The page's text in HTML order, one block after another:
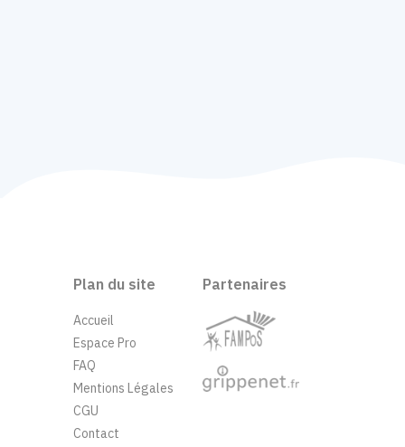
Plan du site
Accueil
Espace Pro
FAQ
Mentions Légales
CGU
Contact
Partenaires